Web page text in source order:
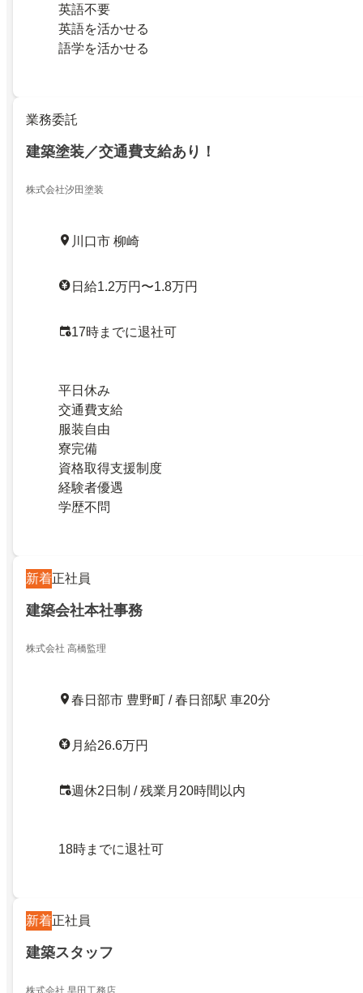
英語不要
英語を活かせる
語学を活かせる
業務委託
建築塗装／交通費支給あり！
株式会社汐田塗装
川口市 柳崎
日給1.2万円〜1.8万円
17時までに退社可
平日休み
交通費支給
服装自由
寮完備
資格取得支援制度
経験者優遇
学歴不問
新着正社員
建築会社本社事務
株式会社 高橋監理
春日部市 豊野町 / 春日部駅 車20分
月給26.6万円
週休2日制 / 残業月20時間以内
18時までに退社可
新着正社員
建築スタッフ
株式会社 早田工務店